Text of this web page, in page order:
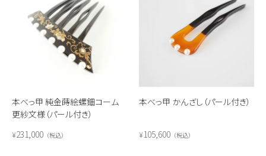
本べっ甲 純金蒔絵螺鈿コーム
更紗文様（パール付き）
¥231,000 税込
本べっ甲 かんざし（パール付き）
¥105,600 税込